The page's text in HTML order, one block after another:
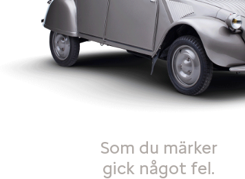
Som du märker
gick något fel.